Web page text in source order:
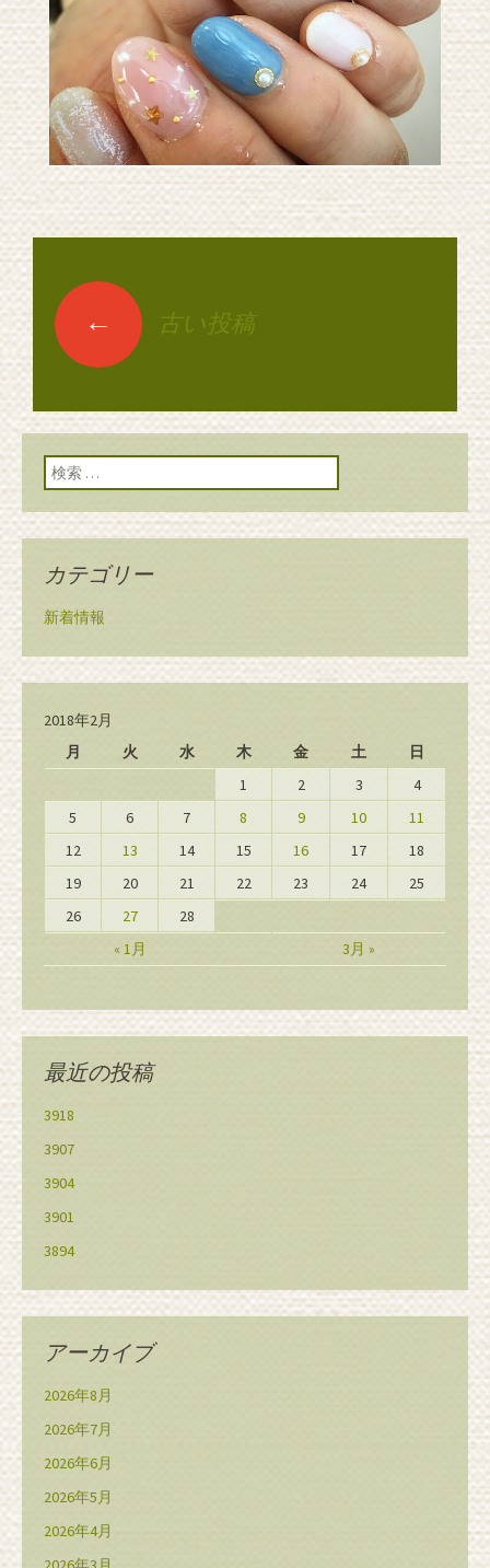
投稿ナビゲーショ
ン
← 古い投稿
検索:
カテゴリー
新着情報
2018年2月
月
火 水 木 金 土 日
« 1月 3月 »
1 2 3
4
5
6 7 8 9 10
11
12
13 14 15 16 17
18
19
20 21 22 23 24
25
26
27 28
最近の投稿
3918
3907
3904
3901
3894
アーカイブ
2026年8月
2026年7月
2026年6月
2026年5月
2026年4月